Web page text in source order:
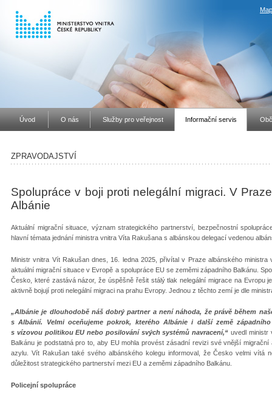
Úvod O nás Služby pro veřejnost Informační servis
ZPRAVODAJSTVÍ
Spolupráce v boji proti nelegální migraci. V
Albánie
Aktuální migrační situace, význam strategického partnerství, bezpečnostní
hlavní témata jednání ministra vnitra Víta Rakušana s albánskou delegací vedenou
Ministr vnitra Vít Rakušan dnes, 16. ledna 2025, přivítal v Praze albánského
aktuální migrační situace v Evropě a spolupráce EU se zeměmi západního Balkánu.
Česko, které zastává názor, že úspěšně řešit stálý tlak nelegální migrace na Evropu
aktivně bojují proti nelegální migraci na prahu Evropy. Jednou z těchto zemí je dle
„Albánie je dlouhodobě náš dobrý partner a není náhoda, že právě během
s Albánií. Velmi oceňujeme pokrok, kterého Albánie i další země
s vízovou politikou EU nebo posilování svých systémů navracení,“ uvedl ministr
Balkánu je podstatná pro to, aby EU mohla provést zásadní revizi své vnější
azylu. Vít Rakušan také svého albánského kolegu informoval, že Česko velmi vítá
důležitost strategického partnerství mezi EU a zeměmi západního Balkánu.
Policejní spolupráce